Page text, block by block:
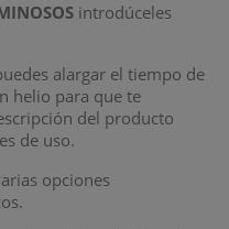
introdúceles
alargar el tiempo de
helio para que te
del producto
de uso.
opciones